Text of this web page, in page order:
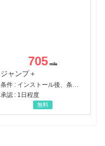
705
ジャンプ＋
承認 : 1日程度
無料